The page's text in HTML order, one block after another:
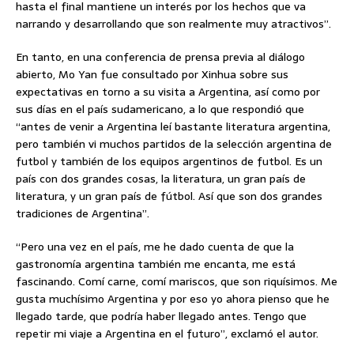
hasta el final mantiene un interés por los hechos que va
narrando y desarrollando que son realmente muy atractivos”.
En tanto, en una conferencia de prensa previa al diálogo
abierto, Mo Yan fue consultado por Xinhua sobre sus
expectativas en torno a su visita a Argentina, así como por
sus días en el país sudamericano, a lo que respondió que
“antes de venir a Argentina leí bastante literatura argentina,
pero también vi muchos partidos de la selección argentina de
futbol y también de los equipos argentinos de futbol. Es un
país con dos grandes cosas, la literatura, un gran país de
literatura, y un gran país de fútbol. Así que son dos grandes
tradiciones de Argentina”.
“Pero una vez en el país, me he dado cuenta de que la
gastronomía argentina también me encanta, me está
fascinando. Comí carne, comí mariscos, que son riquísimos. Me
gusta muchísimo Argentina y por eso yo ahora pienso que he
llegado tarde, que podría haber llegado antes. Tengo que
repetir mi viaje a Argentina en el futuro”, exclamó el autor.